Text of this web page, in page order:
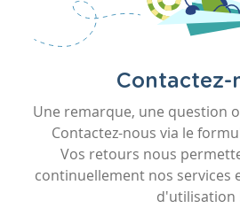
Contactez-
Une remarque, une question
Contactez-nous via le
Vos retours nous
continuellement nos services
d'utilisation